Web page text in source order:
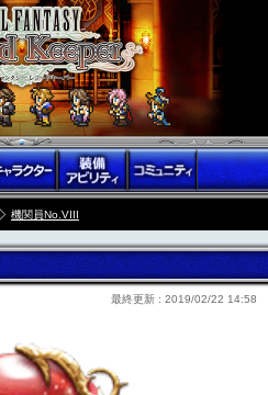
機関員No.VIII
最終更新 : 2019/02/22 14:58